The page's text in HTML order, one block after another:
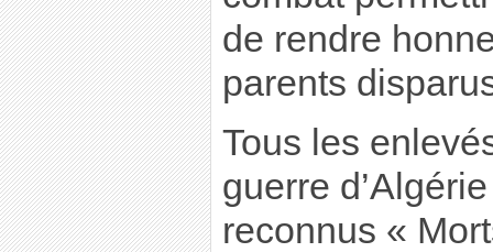
de rendre
parents
Tous les
guerre
reconnus «